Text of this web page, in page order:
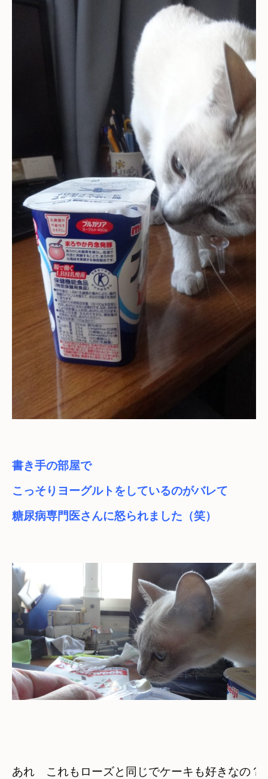
書き手の部屋で
こっそりヨーグルトをしているのがバレて
糖尿病専門医さんに怒られました（笑）
あれ　これもローズと同じでケーキも好きなの？